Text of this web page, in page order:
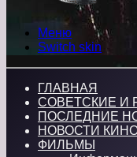
Меню
Switch skin
ГЛАВНАЯ
СОВЕТСКИЕ И
ПОСЛЕДНИЕ
НОВОСТИ
ФИЛЬМЫ